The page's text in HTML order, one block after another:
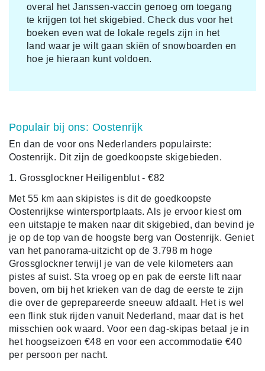
overal het Janssen-vaccin genoeg om toegang
te krijgen tot het skigebied. Check dus voor het
boeken even wat de lokale regels zijn in het
land waar je wilt gaan skiën of snowboarden en
hoe je hieraan kunt voldoen.
Populair bij ons: Oostenrijk
En dan de voor ons Nederlanders populairste:
Oostenrijk. Dit zijn de goedkoopste skigebieden.
1. Grossglockner Heiligenblut - €82
Met 55 km aan skipistes is dit de goedkoopste
Oostenrijkse wintersportplaats. Als je ervoor kiest om
een uitstapje te maken naar dit skigebied, dan bevind je
je op de top van de hoogste berg van Oostenrijk. Geniet
van het panorama-uitzicht op de 3.798 m hoge
Grossglockner terwijl je van de vele kilometers aan
pistes af suist. Sta vroeg op en pak de eerste lift naar
boven, om bij het krieken van de dag de eerste te zijn
die over de geprepareerde sneeuw afdaalt. Het is wel
een flink stuk rijden vanuit Nederland, maar dat is het
misschien ook waard. Voor een dag-skipas betaal je in
het hoogseizoen €48 en voor een accommodatie €40
per persoon per nacht.